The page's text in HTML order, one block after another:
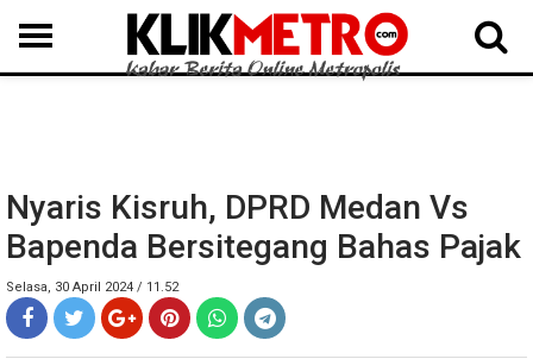
MEDAN LANGKAT DAIRI SAMOSIR TAPUT BATUBARA DELISERDANG
Nyaris Kisruh, DPRD Medan Vs
Bapenda Bersitegang Bahas Pajak
Selasa, 30 April 2024 / 11.52